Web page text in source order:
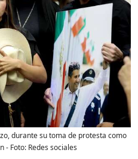
durante su toma de protesta como
- Foto: Redes sociales